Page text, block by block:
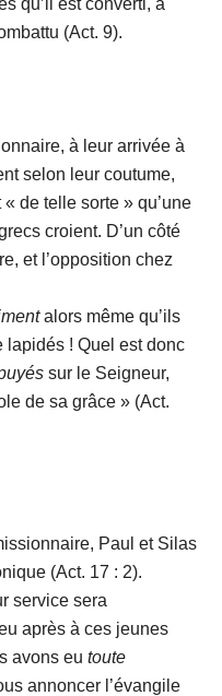
qu’il est converti, à
(Act. 9).
à leur arrivée à
selon leur coutume,
de telle sorte » qu’une
croient. D’un côté
et l’opposition chez
alors même qu’ils
lapidés ! Quel est donc
sur le Seigneur,
de sa grâce » (Act.
Paul et Silas
(Act. 17 : 2).
service sera
après à ces jeunes
avons eutoute
annoncer l’évangile